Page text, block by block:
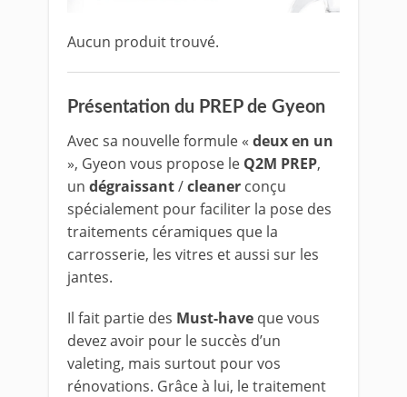
Aucun produit trouvé.
Présentation du PREP de Gyeon
Avec sa nouvelle formule « deux en un
», Gyeon vous propose le Q2M PREP,
un dégraissant/cleaner conçu
spécialement pour faciliter la pose des
traitements céramiques que la
carrosserie, les vitres et aussi sur les
jantes.
Il fait partie des Must-have que vous
devez avoir pour le succès d’un
valeting, mais surtout pour vos
rénovations. Grâce à lui, le traitement